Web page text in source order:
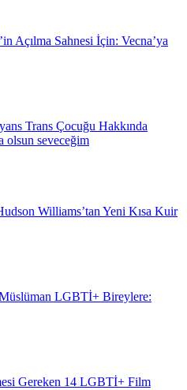
Açılma Sahnesi İçin: Vecna’ya
Trans Çocuğu Hakkında
olsun seveceğim
Williams’tan Yeni Kısa Kuir
LGBTİ+ Bireylere:
Gereken 14 LGBTİ+ Film